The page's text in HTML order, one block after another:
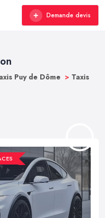
Demande devis
Puy de Dôme > Taxis